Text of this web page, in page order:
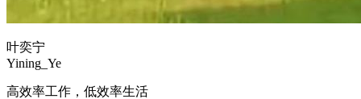
叶奕宁
Yining_Ye
高效率工作，低效率生活